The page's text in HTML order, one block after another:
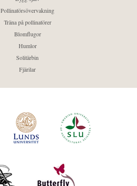
Pollinatörsövervakning
Träna på pollinatörer
Blomflugor
Humlor
Solitärbin
Fjärilar